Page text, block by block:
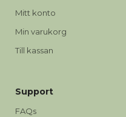
Mitt konto
Min varukorg
Till kassan
Support
FAQs